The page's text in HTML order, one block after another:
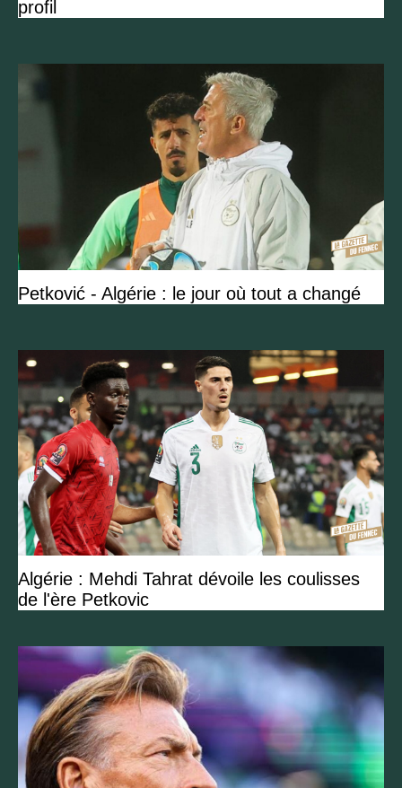
profil
Petković - Algérie : le jour où tout a changé
Algérie : Mehdi Tahrat dévoile les coulisses
de l'ère Petkovic